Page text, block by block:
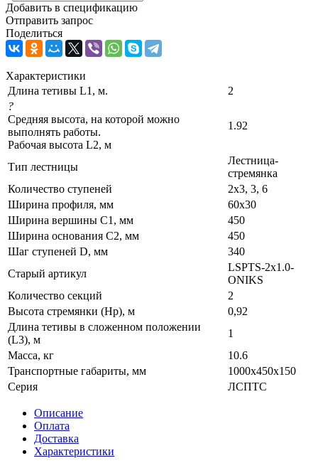
Добавить в спецификацию
Отправить запрос
Поделиться
Характеристики
Длина тетивы L1, м.
2
?
Средняя высота, на которой можно
выполнять работы.
Рабочая высота L2, м
1.92
Тип лестницы
Лестница-
стремянка
Количество ступеней
2х3, 3, 6
Ширина профиля, мм
60х30
Ширина вершины С1, мм
450
Ширина основания C2, мм
450
Шаг ступеней D, мм
340
Старый артикул
LSPTS-2x1.0-
ONIKS
Количество секций
2
Высота стремянки (Hр), м
0,92
Длина тетивы в сложенном положении
(L3), м
1
Масса, кг
10.6
Транспортные габариты, мм
1000x450x150
Серия
ЛСПТС
Описание
Оплата
Доставка
Характеристики